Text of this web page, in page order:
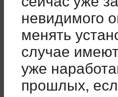
невидимого
менять
случае
уже
прошлых,